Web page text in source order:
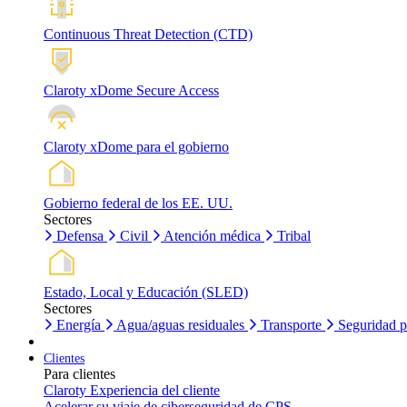
Continuous Threat Detection (CTD)
Claroty xDome Secure Access
Claroty xDome para el gobierno
Gobierno federal de los EE. UU.
Sectores
Defensa
Civil Atención médica Tribal
Estado, Local y Educación (SLED)
Sectores
Energía
Agua/aguas residuales Transporte Seguridad
Clientes
Para clientes
Claroty Experiencia del cliente